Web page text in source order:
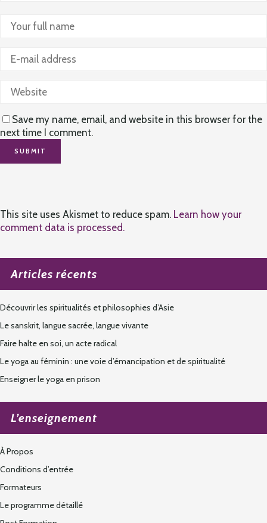
Save my name, email, and website in this browser for the
next time I comment.
This site uses Akismet to reduce spam. Learn how your
comment data is processed.
Articles récents
Découvrir les spiritualités et philosophies d’Asie
Le sanskrit, langue sacrée, langue vivante
Faire halte en soi, un acte radical
Le yoga au féminin : une voie d’émancipation et de spiritualité
Enseigner le yoga en prison
L’enseignement
À Propos
Conditions d’entrée
Formateurs
Le programme détaillé